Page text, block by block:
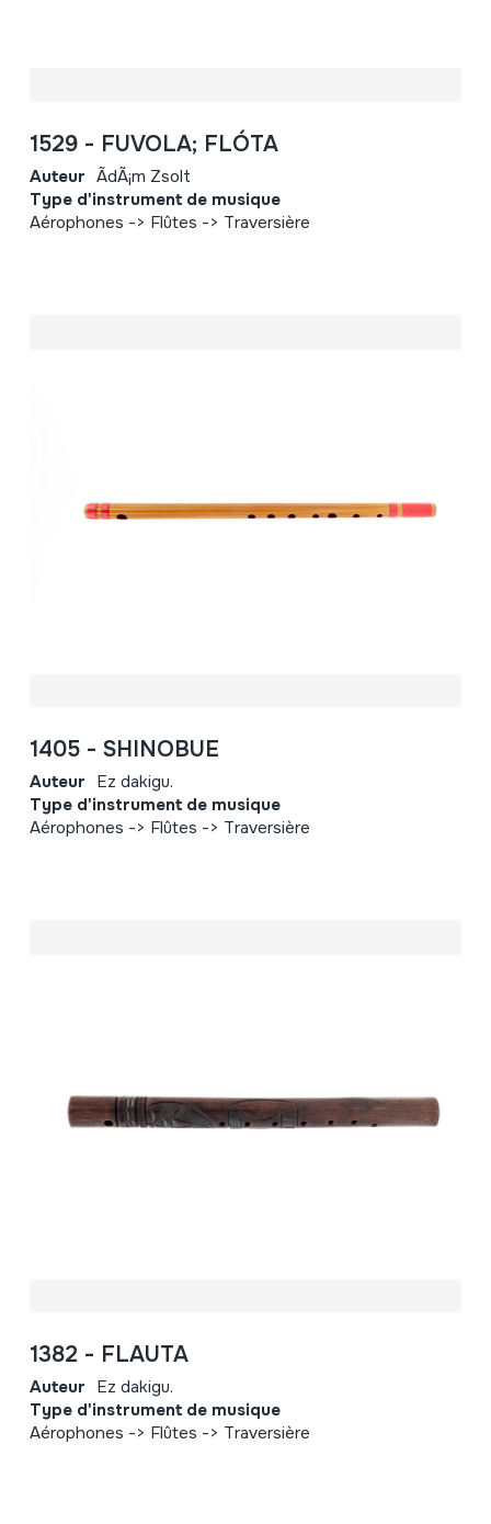
1529 - FUVOLA; FLÓTA
Auteur ÃdÃ¡m Zsolt
Type d'instrument de musique
Aérophones -> Flûtes -> Traversière
1405 - SHINOBUE
Auteur Ez dakigu.
Type d'instrument de musique
Aérophones -> Flûtes -> Traversière
1382 - FLAUTA
Auteur Ez dakigu.
Type d'instrument de musique
Aérophones -> Flûtes -> Traversière